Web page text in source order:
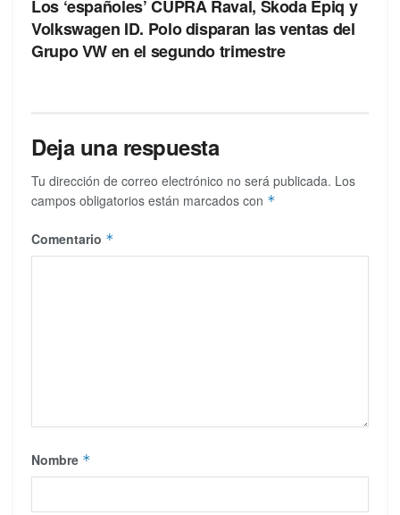
Los ‘españoles’ CUPRA Raval, Skoda Epiq y
Volkswagen ID. Polo disparan las ventas del
Grupo VW en el segundo trimestre
Deja una respuesta
Tu dirección de correo electrónico no será publicada. Los
campos obligatorios están marcados con *
Comentario *
Nombre *